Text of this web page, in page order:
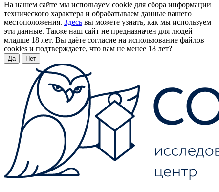
На нашем сайте мы используем cookie для сбора информации
технического характера и обрабатываем данные вашего
местоположения. Здесь вы можете узнать, как мы используем
эти данные. Также наш сайт не предназначен для людей
младше 18 лет. Вы даёте согласие на использование файлов
cookies и подтверждаете, что вам не менее 18 лет?
Да Нет